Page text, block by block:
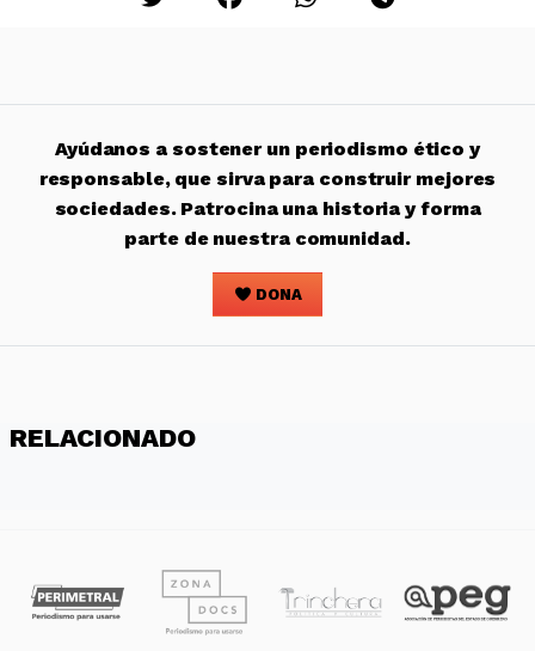
Ayúdanos a sostener un periodismo ético y
responsable, que sirva para construir mejores
sociedades. Patrocina una historia y forma
parte de nuestra comunidad.
DONA
RELACIONADO